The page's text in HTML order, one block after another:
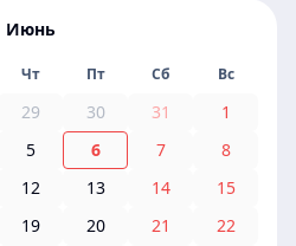
Июнь
Чт Пт Сб Вс
29 30 31
1
5 6 7
8
12 13 14
15
19 20 21
22